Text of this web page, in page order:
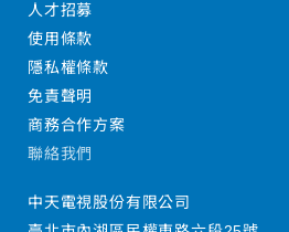
人才招募
使用條款
隱私權條款
免責聲明
商務合作方案
聯絡我們
中天電視股份有限公司